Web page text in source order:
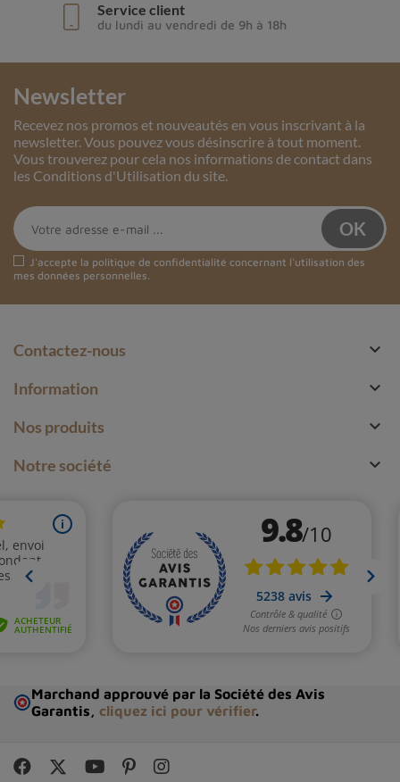
Service client
du lundi au vendredi de 9h à 18h
Newsletter
Recevez nos promos et nouveautés en vous inscrivant à la
newsletter. Vous pouvez vous désinscrire à tout moment.
Vous trouverez pour cela nos informations de contact dans
les Conditions d'Utilisation du site.
J'accepte la politique de confidentialité concernant l'utilisation des
mes données personnelles.
Contactez-nous 
Information 
Nos produits 
Notre société 
Marchand approuvé par la Société des Avis
Garantis, cliquez ici pour vérifier.